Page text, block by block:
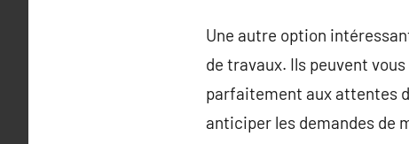
Une autre option
de travaux. Ils peuvent
parfaitement aux attentes
anticiper les demandes de